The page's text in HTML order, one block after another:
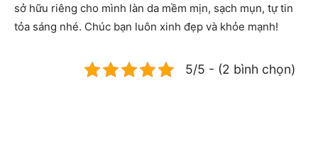
sở hữu riêng cho mình làn da mềm mịn, sạch mụn, tự tin
tỏa sáng nhé. Chúc bạn luôn xinh đẹp và khỏe mạnh!
5/5 - (2 bình chọn)